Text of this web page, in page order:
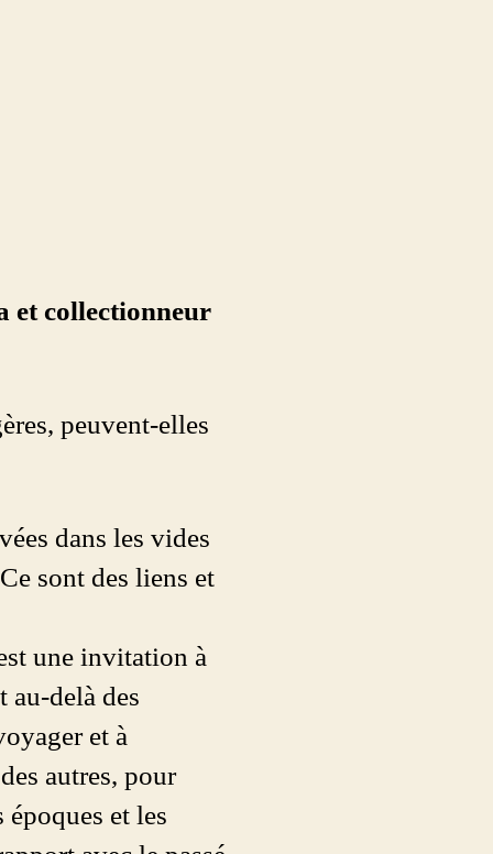
et collectionneur
peuvent-elles
dans les vides
sont des liens et
une invitation à
au-delà des
et à
autres, pour
et les